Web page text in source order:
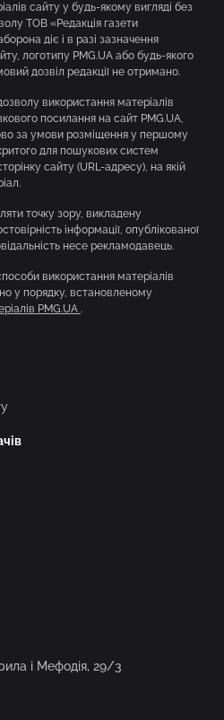
сайту у будь-якому вигляді без
ТОВ «Редакція газети
діє і в разі зазначення
логотипу PMG.UA або будь-якого
дозвіл редакції не отримано.
використання матеріалів
посилання на сайт PMG.UA,
за умови розміщення у першому
для пошукових систем
сайту (URL-адресу), на якій
точку зору, викладену
інформації, опублікованої
несе рекламодавець.
використання матеріалів
у порядку, встановленому
PMG.UA .
і Мефодія, 29/3